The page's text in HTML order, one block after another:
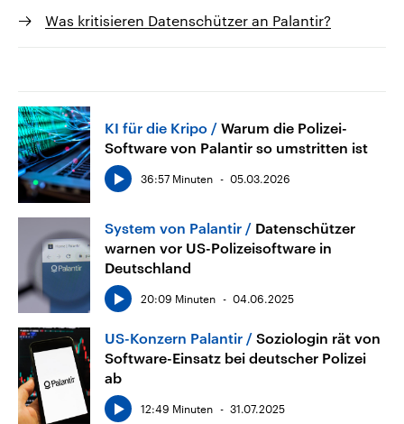
Was kritisieren Datenschützer an Palantir?
KI für die Kripo
Warum die Polizei-
Software von Palantir so umstritten ist
36:57 Minuten 05.03.2026
System von Palantir
Datenschützer
warnen vor US-Polizeisoftware in
Deutschland
20:09 Minuten 04.06.2025
US-Konzern Palantir
Soziologin rät von
Software-Einsatz bei deutscher Polizei
ab
12:49 Minuten 31.07.2025